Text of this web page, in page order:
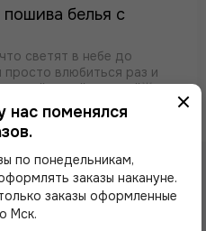
белья с
светят в небе до
просто влюбиться раз и
самой яркой звездой🌟
для тебя новый набор
нас поменялся
по понедельникам,
заказы накануне.
заказы оформленные
Мск.